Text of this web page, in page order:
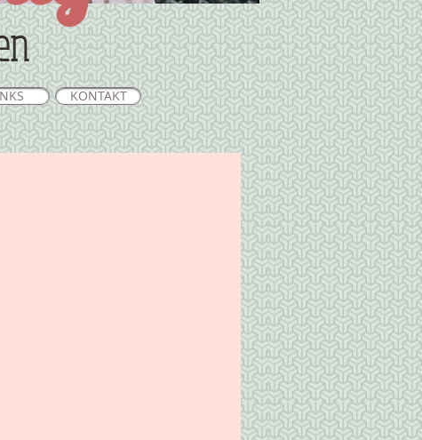
KONTAKT